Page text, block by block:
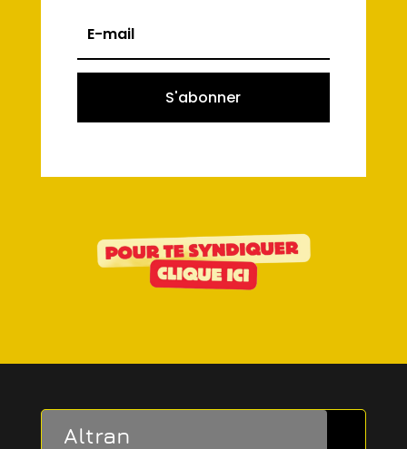
S'abonner
Altran